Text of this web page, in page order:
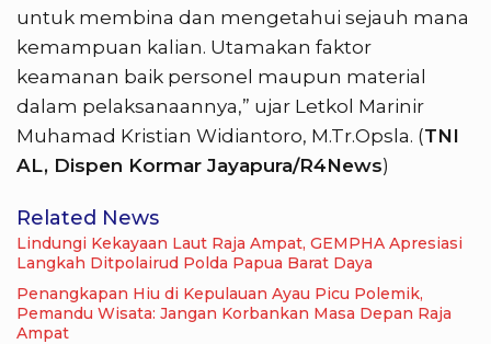
untuk membina dan mengetahui sejauh mana
kemampuan kalian. Utamakan faktor
keamanan baik personel maupun material
dalam pelaksanaannya,” ujar Letkol Marinir
Muhamad Kristian Widiantoro, M.Tr.Opsla. (TNI
AL, Dispen Kormar Jayapura/R4News)
Related News
Lindungi Kekayaan Laut Raja Ampat, GEMPHA Apresiasi
Langkah Ditpolairud Polda Papua Barat Daya
Penangkapan Hiu di Kepulauan Ayau Picu Polemik,
Pemandu Wisata: Jangan Korbankan Masa Depan Raja
Ampat